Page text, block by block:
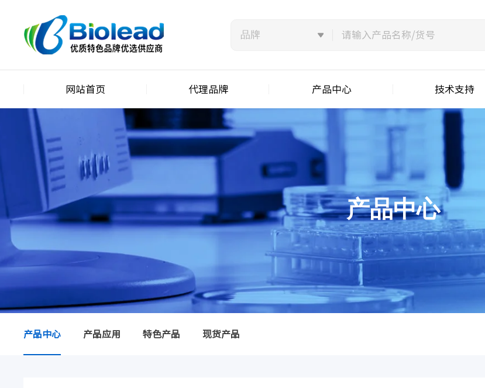
网站首页 代理品牌 产品中心 技术支持
产品中心
产品中心 产品应用 特色产品 现货产品